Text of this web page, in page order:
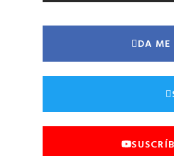
DA ME